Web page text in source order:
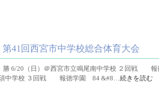
回西宮市中学校総合体育大会
20（日）＠西宮市立鳴尾南中学校 ２回戦 報
須中学校 ３回戦 報徳学園 84 &#8…続きを読む